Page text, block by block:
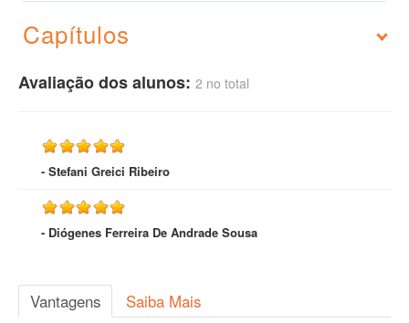
Capítulos
Avaliação dos alunos: 2 no total
- Stefani Greici Ribeiro
- Diógenes Ferreira De Andrade Sousa
Vantagens Saiba Mais